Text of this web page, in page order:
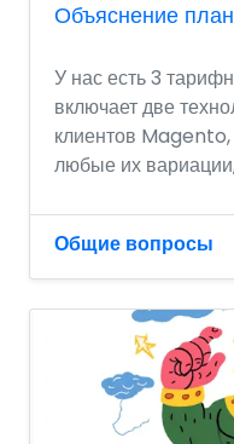
Объяснение
У нас есть 3
включает две
клиентов
любые их
Общие вопросы